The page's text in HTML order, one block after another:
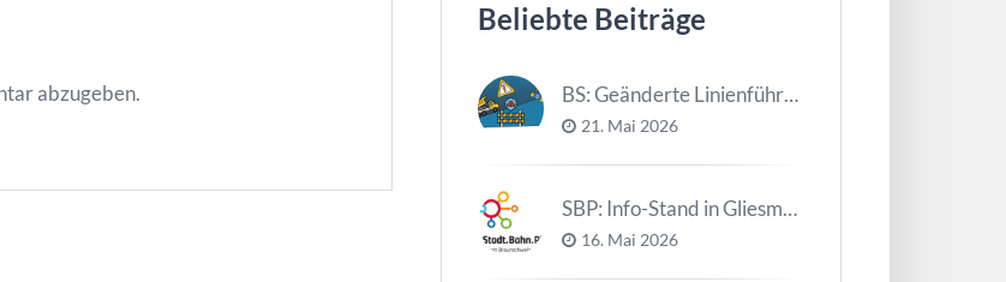
abzugeben.
Beliebte Beiträge
BS: Geänderte Linienführung Tag d. NDS
21. Mai 2026
SBP: Info-Stand in Gliesmarode am 2. Juni und 23. Juni
16. Mai 2026